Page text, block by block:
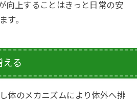
向上することはきっと日常の安
す。
る
体のメカニズムにより体外へ排